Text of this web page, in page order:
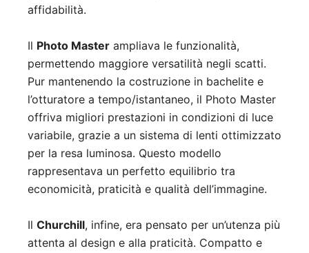
affidabilità.
Il Photo Master ampliava le funzionalità,
permettendo maggiore versatilità negli scatti.
Pur mantenendo la costruzione in bachelite e
l’otturatore a tempo/istantaneo, il Photo Master
offriva migliori prestazioni in condizioni di luce
variabile, grazie a un sistema di lenti ottimizzato
per la resa luminosa. Questo modello
rappresentava un perfetto equilibrio tra
economicità, praticità e qualità dell’immagine.
Il Churchill, infine, era pensato per un’utenza più
attenta al design e alla praticità. Compatto e